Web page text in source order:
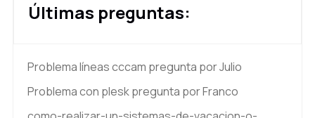
Últimas preguntas:
Problema líneas cccam pregunta por Julio
Problema con pleskpregunta por Franco